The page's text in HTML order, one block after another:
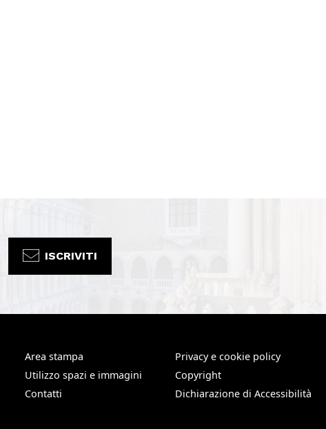
ISCRIVITI
Area stampa
Utilizzo spazi e immagini
Contatti
Privacy e cookie policy
Copyright
Dichiarazione di Accessibilità